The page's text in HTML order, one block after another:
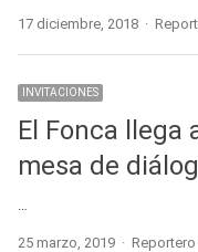
17 diciembre, 2018 Author
INVITACIONES
El Fonca llega
mesa de
25 marzo, 2019 Author